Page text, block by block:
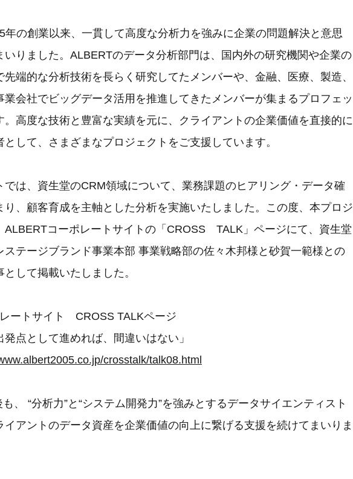
の創業以来、一貫して高度な分析力を強みに企業の問題解決と意思
いりました。ALBERTのデータ分析部門は、国内外の研究機関や企業の
先端的な分析技術を長らく研究してたメンバーや、金融、医療、製造、
業会社でビッグデータ活用を推進してきたメンバーが集まるプロフェッ
。高度な技術と豊富な実績を元に、クライアントの企業価値を直接的に
して、さまざまなプロジェクトをご支援しています。
は、資生堂のCRM領域について、業務課題のヒアリング・データ確
り、顧客育成を主軸とした分析を実施いたしました。この度、本プロジ
ALBERTコーポレートサイトの「CROSS TALK」ページにて、資生堂
ステージブランド事業本部 事業戦略部の佐々木邦様と砂賀一範様との
して掲載いたしました。
ートサイト CROSS TALKページ
点として進めれば、間違いはない」
crosstalk/talk08.html
、 “分析力”と“システム開発力”を強みとするデータサイエンティスト
イアントのデータ資産を企業価値の向上に繋げる支援を続けてまいりま